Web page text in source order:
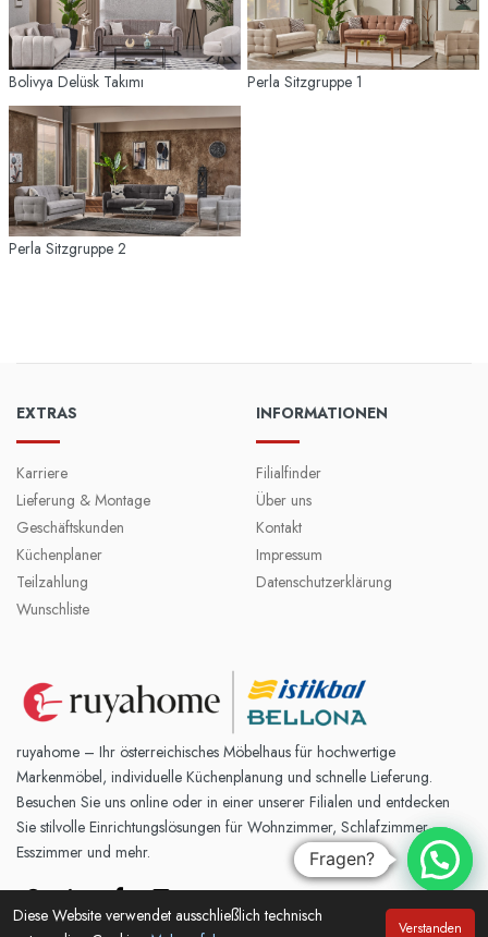
Bolivya Delüsk Takımı Perla Sitzgruppe 1
Perla Sitzgruppe 2
Fragen?
Fragen?
ruyahome – Ihr österreichisches Möbelhaus für hochwertige
Markenmöbel, individuelle Küchenplanung und schnelle Lieferung.
Besuchen Sie uns online oder in einer unserer Filialen und entdecken
Sie stilvolle Einrichtungslösungen für Wohnzimmer, Schlafzimmer,
Esszimmer und mehr.
INFORMATIONEN
Filialfinder
Über uns
Kontakt
Impressum
Datenschutzerklärung
EXTRAS
Karriere
Lieferung & Montage
Geschäftskunden
Küchenplaner
Teilzahlung
Wunschliste
Diese Website verwendet ausschließlich technisch
Verstanden